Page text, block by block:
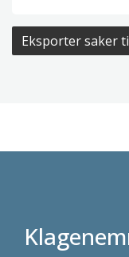
Eksporter saker